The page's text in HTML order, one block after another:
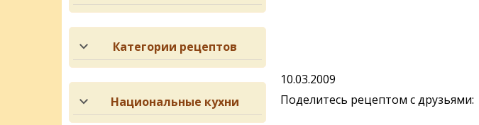
10.03.2009
Поделитесь рецептом с друзьями:
Категории рецептов
Национальные кухни